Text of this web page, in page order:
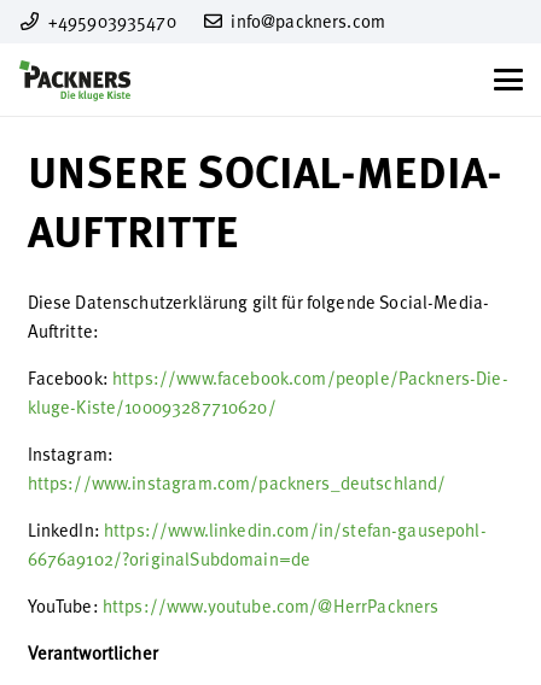
+495903935470 info@packners.com
UNSERE SOCIAL-MEDIA-
AUFTRITTE
Diese Datenschutzerklärung gilt für folgende Social-Media-
Auftritte:
Facebook: https://www.facebook.com/people/Packners-Die-
kluge-Kiste/100093287710620/
Instagram:
https://www.instagram.com/packners_deutschland/
LinkedIn: https://www.linkedin.com/in/stefan-gausepohl-
6676a9102/?originalSubdomain=de
YouTube: https://www.youtube.com/@HerrPackners
Verantwortlicher